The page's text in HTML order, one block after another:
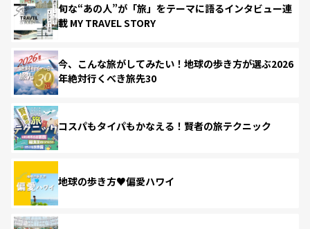
旬な“あの人”が「旅」をテーマに語るインタビュー連
載 MY TRAVEL STORY
今、こんな旅がしてみたい！地球の歩き方が選ぶ2026
年絶対行くべき旅先30
コスパもタイパもかなえる！賢者の旅テクニック
地球の歩き方♥偏愛ハワイ